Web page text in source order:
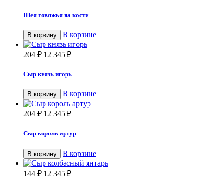
Шея говяжья на кости
В корзину В корзине
204 ₽ 12 345 ₽
Сыр князь игорь
В корзину В корзине
204 ₽ 12 345 ₽
Сыр король артур
В корзину В корзине
144 ₽ 12 345 ₽